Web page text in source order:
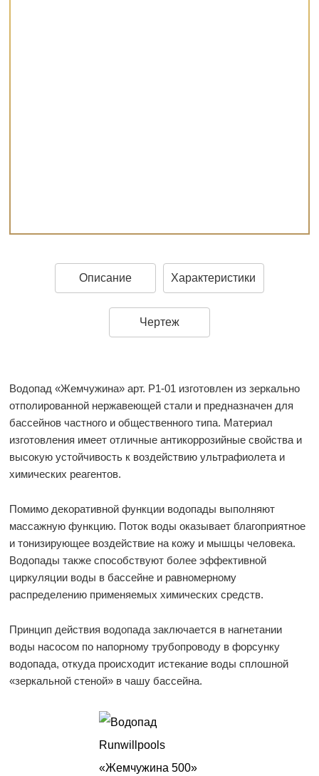
Описание Характеристики
Чертеж
Водопад «Жемчужина» арт. Р1-01 изготовлен из зеркально
отполированной нержавеющей стали и предназначен для
бассейнов частного и общественного типа. Материал
изготовления имеет отличные антикоррозийные свойства и
высокую устойчивость к воздействию ультрафиолета и
химических реагентов.
Помимо декоративной функции водопады выполняют
массажную функцию. Поток воды оказывает благоприятное
и тонизирующее воздействие на кожу и мышцы человека.
Водопады также способствуют более эффективной
циркуляции воды в бассейне и равномерному
распределению применяемых химических средств.
Принцип действия водопада заключается в нагнетании
воды насосом по напорному трубопроводу в форсунку
водопада, откуда происходит истекание воды сплошной
«зеркальной стеной» в чашу бассейна.